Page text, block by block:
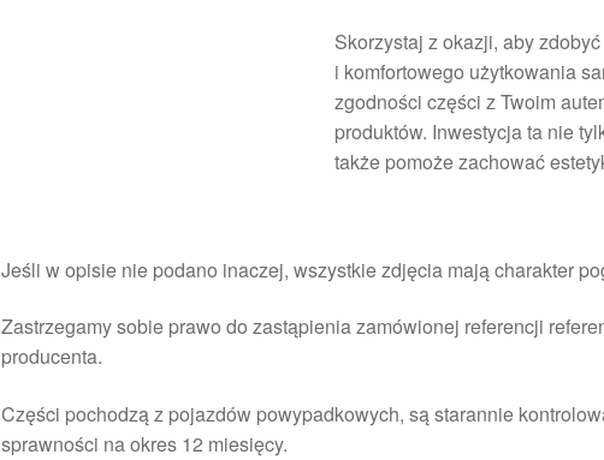
Skorzystaj z okazji, aby
i komfortowego użytkowania
zgodności części z Twoim
produktów. Inwestycja ta nie
także pomoże zachować
Jeśli w opisie nie podano inaczej, wszystkie zdjęcia mają charakter
Zastrzegamy sobie prawo do zastąpienia zamówionej referencji
producenta.
Części pochodzą z pojazdów powypadkowych, są starannie
sprawności na okres 12 miesięcy.